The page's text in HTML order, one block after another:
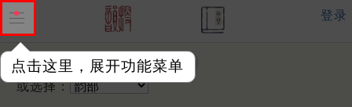
点击这里，展开功能菜单
登录
输入韵字：
或选择：